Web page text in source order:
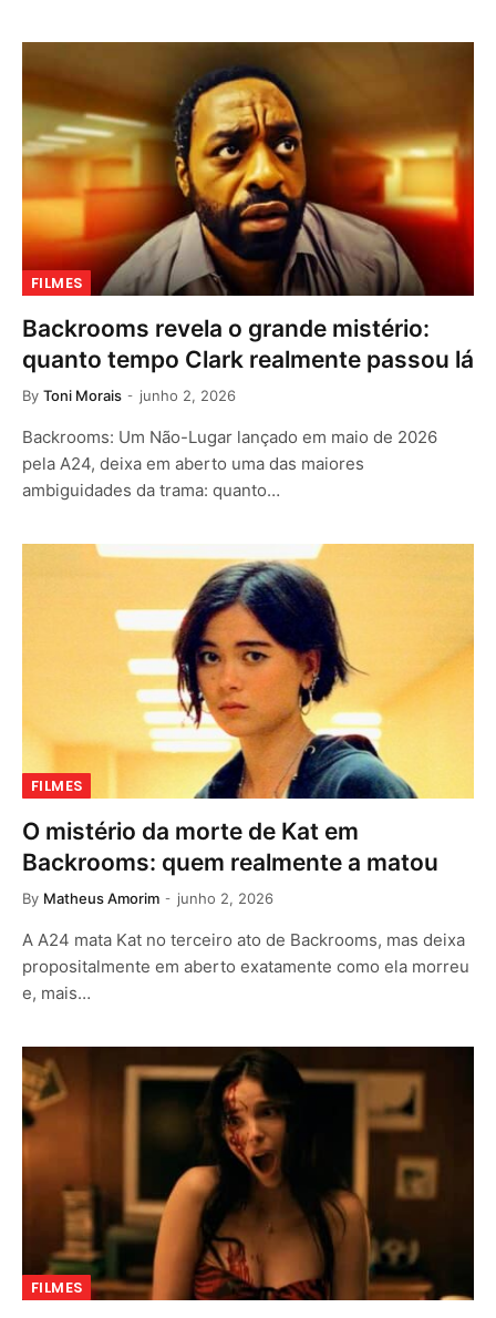
FILMES
Backrooms revela o grande mistério:
quanto tempo Clark realmente passou lá
By Toni Morais junho 2, 2026
Backrooms: Um Não-Lugar lançado em maio de 2026
pela A24, deixa em aberto uma das maiores
ambiguidades da trama: quanto…
FILMES
O mistério da morte de Kat em
Backrooms: quem realmente a matou
By Matheus Amorim junho 2, 2026
A A24 mata Kat no terceiro ato de Backrooms, mas deixa
propositalmente em aberto exatamente como ela morreu
e, mais…
FILMES